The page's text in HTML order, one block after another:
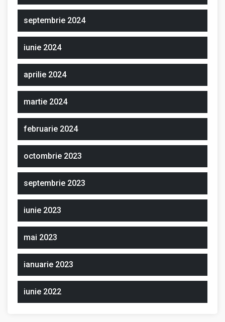
septembrie 2024
iunie 2024
aprilie 2024
martie 2024
februarie 2024
octombrie 2023
septembrie 2023
iunie 2023
mai 2023
ianuarie 2023
iunie 2022